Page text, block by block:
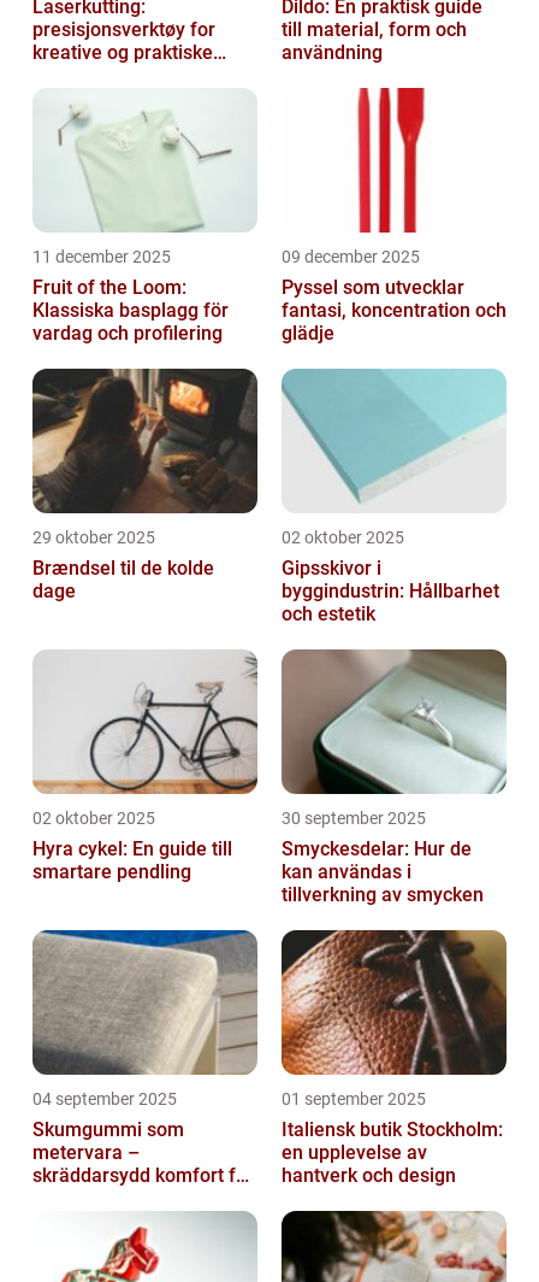
Laserkutting:
presisjonsverktøy for
kreative og praktiske
Dildo: En praktisk guide
till material, form och
användning
11 december 2025
Fruit of the Loom:
Klassiska basplagg för
vardag och profilering
09 december 2025
Pyssel som utvecklar
fantasi, koncentration och
glädje
29 oktober 2025
Brændsel til de kolde
dage
02 oktober 2025
Gipsskivor i
byggindustrin: Hållbarhet
och estetik
02 oktober 2025
Hyra cykel: En guide till
smartare pendling
30 september 2025
Smyckesdelar: Hur de
kan användas i
tillverkning av smycken
04 september 2025
Skumgummi som
metervara –
skräddarsydd komfort för
01 september 2025
Italiensk butik Stockholm:
en upplevelse av
hantverk och design